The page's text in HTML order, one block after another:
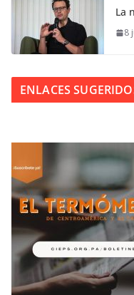
La
8
ENLACES